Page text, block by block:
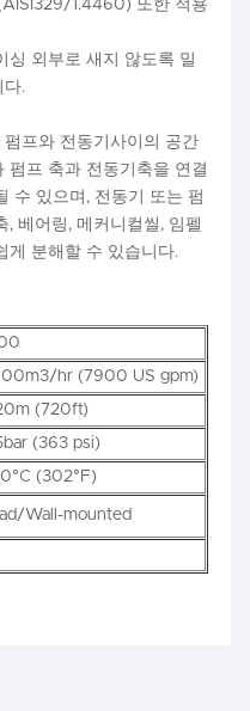
1.4460) 또한 적용
싱 외부로 새지 않도록 밀
다.
프와 전동기사이의 공간
펌프 축과 전동기축을 연결
수 있으며, 전동기 또는 펌
베어링, 메커니컬씰, 임펠
게 분해할 수 있습니다.
hr (7900 US gpm)
(720ft)
(363 psi)
(302°F)
Wall-mounted